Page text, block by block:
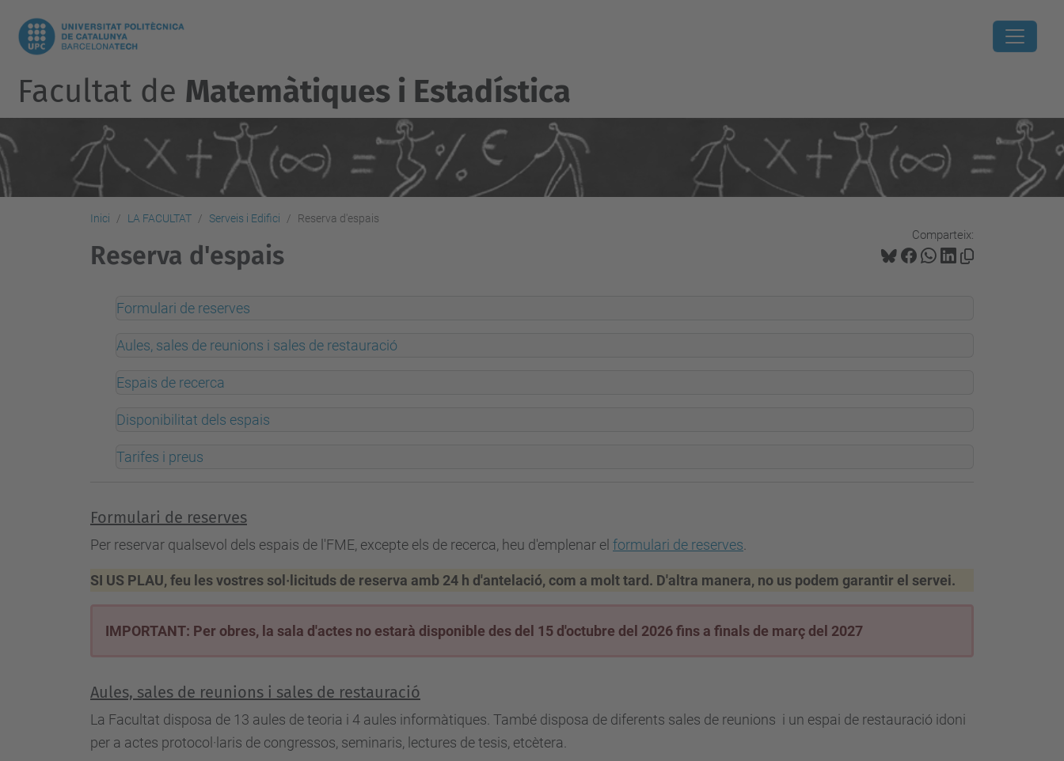
Facultat de Matemàtiques i Estadí­stica
Inici LA FACULTAT Serveis i Edifici Reserva d'espais
Comparteix:
Reserva d'espais
Formulari de reserves
Aules, sales de reunions i sales de restauració
Espais de recerca
Disponibilitat dels espais
Tarifes i preus
Formulari de reserves
Per reservar qualsevol dels espais de l'FME, excepte els de recerca, heu d'emplenar el formulari de reserves
SI US PLAU, feu les vostres sol·licituds de reserva amb 24 h d'antelació, com a molt tard. D'altra manera, no us podem garantir el servei.
IMPORTANT: Per obres, la sala d'actes no estarà disponible des del 15 d'octubre del 2026 fins a finals de març del 2027
Aules, sales de reunions i sales de restauració
La Facultat disposa de 13 aules de teoria i 4 aules informàtiques. També disposa de diferents sales de reunions i un espai de restauració idoni
per a actes protocol·laris de congressos, seminaris, lectures de tesis, etcètera.